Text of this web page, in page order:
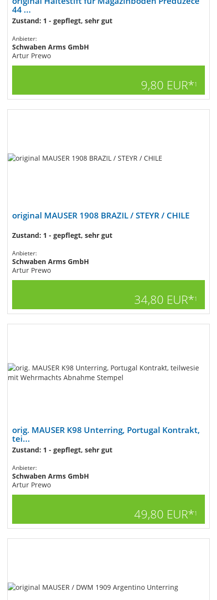
44 ...
Zustand: 1 - gepflegt, sehr gut
Anbieter:
Schwaben Arms GmbH
Artur Prewo
9,80 EUR*1
original MAUSER 1908 BRAZIL / STEYR / CHILE
Zustand: 1 - gepflegt, sehr gut
Anbieter:
Schwaben Arms GmbH
Artur Prewo
34,80 EUR*1
orig. MAUSER K98 Unterring, Portugal Kontrakt,
tei...
Zustand: 1 - gepflegt, sehr gut
Anbieter:
Schwaben Arms GmbH
Artur Prewo
49,80 EUR*1